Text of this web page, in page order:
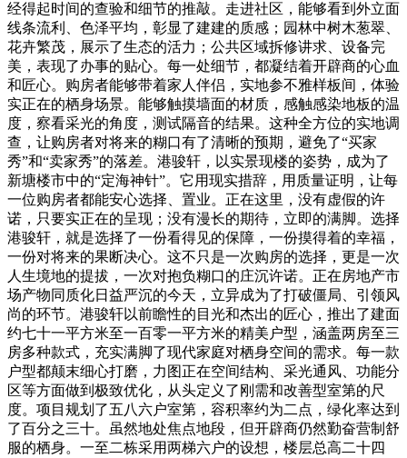
经得起时间的查验和细节的推敲。走进社区，能够看到外立面
线条流利、色泽平均，彰显了建建的质感；园林中树木葱翠、
花卉繁茂，展示了生态的活力；公共区域拆修讲求、设备完
美，表现了办事的贴心。每一处细节，都凝结着开辟商的心血
和匠心。购房者能够带着家人伴侣，实地参不雅样板间，体验
实正在的栖身场景。能够触摸墙面的材质，感触感染地板的温
度，察看采光的角度，测试隔音的结果。这种全方位的实地调
查，让购房者对将来的糊口有了清晰的预期，避免了“买家
秀”和“卖家秀”的落差。港骏轩，以实景现楼的姿势，成为了
新塘楼市中的“定海神针”。它用现实措辞，用质量证明，让每
一位购房者都能安心选择、置业。正在这里，没有虚假的许
诺，只要实正在的呈现；没有漫长的期待，立即的满脚。选择
港骏轩，就是选择了一份看得见的保障，一份摸得着的幸福，
一份对将来的果断决心。这不只是一次购房的选择，更是一次
人生境地的提拔，一次对抱负糊口的庄沉许诺。正在房地产市
场产物同质化日益严沉的今天，立异成为了打破僵局、引领风
尚的环节。港骏轩以前瞻性的目光和杰出的匠心，推出了建面
约七十一平方米至一百零一平方米的精美户型，涵盖两房至三
房多种款式，充实满脚了现代家庭对栖身空间的需求。每一款
户型都颠末细心打磨，力图正在空间结构、采光通风、功能分
区等方面做到极致优化，从头定义了刚需和改善型室第的尺
度。项目规划了五八六户室第，容积率约为二点，绿化率达到
了百分之三十。虽然地处焦点地段，但开辟商仍然勤奋营制舒
服的栖身。一至二栋采用两梯六户的设想，楼层总高二十四